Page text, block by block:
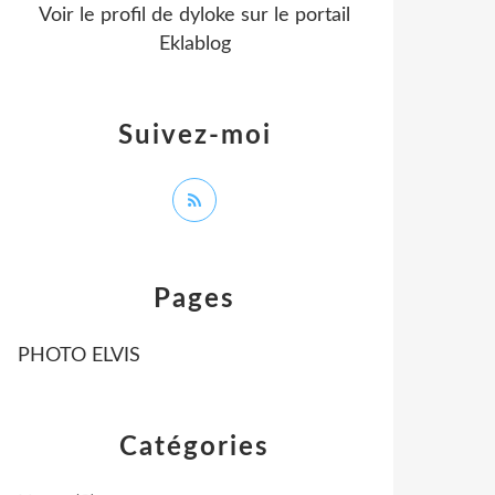
Catégories
Pages
PHOTO ELVIS
Suivez-moi
Voir le profil de dyloke sur le portail
Eklablog